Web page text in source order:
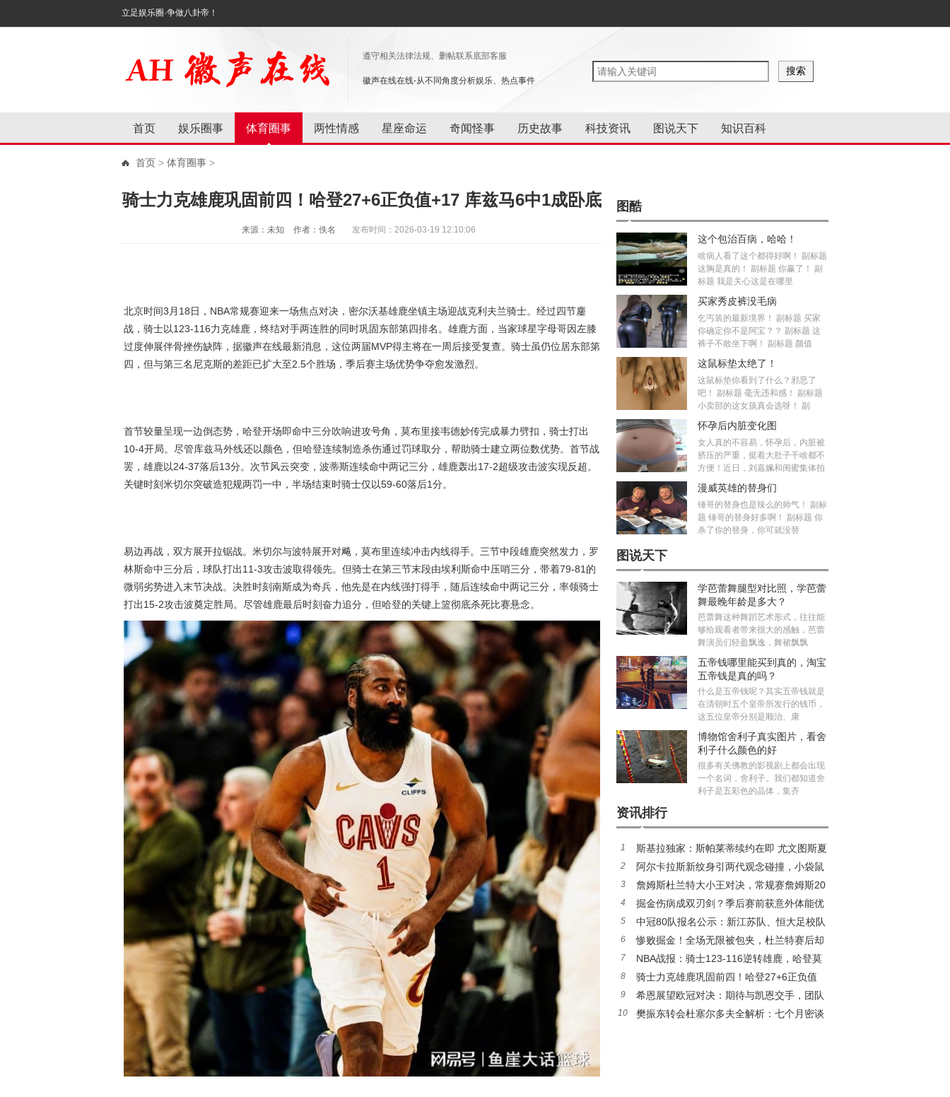
立足娱乐圈·争做八卦帝！
遵守相关法律法规、删帖联系底部客服
徽声在线在线-从不同角度分析娱乐、热点事件
首页 娱乐圈事 体育圈事 两性情感 星座命运 奇闻怪事 历史故事 科技资讯 图说天下 知识百科
首页 > 体育圈事 >
骑士力克雄鹿巩固前四！哈登27+6正负值+17 库兹马6中1成卧底
来源：未知 作者：佚名 发布时间：2026-03-19 12:10:06
北京时间3月18日，NBA常规赛迎来一场焦点对决，密尔沃基雄鹿坐镇主场迎战克利夫兰骑士。经过四节鏖
战，骑士以123-116力克雄鹿，终结对手两连胜的同时巩固东部第四排名。雄鹿方面，当家球星字母哥因左膝
过度伸展伴骨挫伤缺阵，据徽声在线最新消息，这位两届MVP得主将在一周后接受复查。骑士虽仍位居东部第
四，但与第三名尼克斯的差距已扩大至2.5个胜场，季后赛主场优势争夺愈发激烈。
首节较量呈现一边倒态势，哈登开场即命中三分吹响进攻号角，莫布里接韦德妙传完成暴力劈扣，骑士打出
10-4开局。尽管库兹马外线还以颜色，但哈登连续制造杀伤通过罚球取分，帮助骑士建立两位数优势。首节战
罢，雄鹿以24-37落后13分。次节风云突变，波蒂斯连续命中两记三分，雄鹿轰出17-2超级攻击波实现反超。
关键时刻米切尔突破造犯规两罚一中，半场结束时骑士仅以59-60落后1分。
易边再战，双方展开拉锯战。米切尔与波特展开对飚，莫布里连续冲击内线得手。三节中段雄鹿突然发力，罗
林斯命中三分后，球队打出11-3攻击波取得领先。但骑士在第三节末段由埃利斯命中压哨三分，带着79-81的
微弱劣势进入末节决战。决胜时刻南斯成为奇兵，他先是在内线强打得手，随后连续命中两记三分，率领骑士
打出15-2攻击波奠定胜局。尽管雄鹿最后时刻奋力追分，但哈登的关键上篮彻底杀死比赛悬念。
图酷
这个包治百病，哈哈！
啥病人看了这个都得好啊！ 副标题
这胸是真的！ 副标题 你赢了！ 副
标题 我是关心这是在哪里
买家秀皮裤没毛病
乞丐装的最新境界！ 副标题 买家
你确定你不是阿宝？？ 副标题 这
裤子不敢坐下啊！ 副标题 颜值
这鼠标垫太绝了！
这鼠标垫你看到了什么？邪恶了
吧！ 副标题 毫无违和感！ 副标题
小卖部的这女孩真会选呀！ 副
怀孕后内脏变化图
女人真的不容易，怀孕后，内脏被
挤压的严重，挺着大肚子干啥都不
方便！近日，刘嘉姵和闺蜜集体拍
漫威英雄的替身们
锤哥的替身也是辣么的帅气！ 副标
题 锤哥的替身好多啊！ 副标题 你
杀了你的替身，你可就没替
图说天下
学芭蕾舞腿型对比照，学芭蕾
舞最晚年龄是多大？
芭蕾舞这种舞蹈艺术形式，往往能
够给观看者带来很大的感触，芭蕾
舞演员们轻盈飘逸，舞裙飘飘
五帝钱哪里能买到真的，淘宝
五帝钱是真的吗？
什么是五帝钱呢？其实五帝钱就是
在清朝时五个皇帝所发行的钱币，
这五位皇帝分别是顺治、康
博物馆舍利子真实图片，看舍
利子什么颜色的好
很多有关佛教的影视剧上都会出现
一个名词，舍利子。我们都知道舍
利子是五彩色的晶体，集齐
资讯排行
1
斯基拉独家：斯帕莱蒂续约在即 尤文图斯夏
窗五线补强剑指欧冠
2
阿尔卡拉斯新纹身引两代观念碰撞，小袋鼠
成荣耀新印记
3
詹姆斯杜兰特大小王对决，常规赛詹姆斯20
胜11负，季后赛谁更胜一筹？
4
掘金伤病成双刃剑？季后赛前获意外体能优
势成秘密武器
5
中冠80队报名公示：新江苏队、恒大足校队
等在列，安徽一队候补
6
惨败掘金！全场无限被包夹，杜兰特赛后却
被批评，乌度卡让人寒心
7
NBA战报：骑士123-116逆转雄鹿，哈登莫
布利联手发威
8
骑士力克雄鹿巩固前四！哈登27+6正负值
+17 库兹马6中1成卧底
9
希恩展望欧冠对决：期待与凯恩交手，团队
力量是关键
10
樊振东转会杜塞尔多夫全解析：七个月密谈